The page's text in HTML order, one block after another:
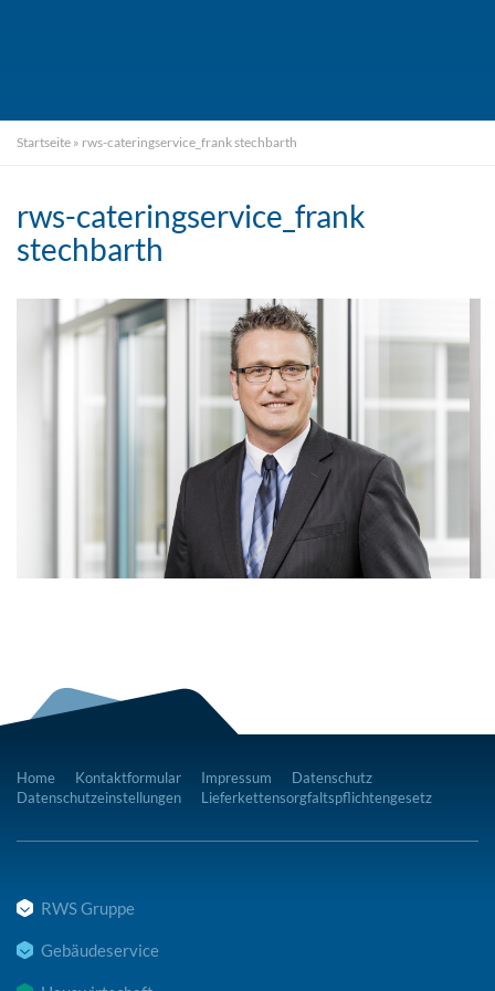
Startseite » rws-cateringservice_frank stechbarth
rws-cateringservice_frank
stechbarth
Home Kontaktformular Impressum
Datenschutz
Datenschutzeinstellungen
Lieferkettensorgfaltspflichtengesetz
RWS Gruppe
Gebäudeservice